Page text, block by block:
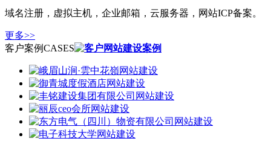
域名注册，虚拟主机，企业邮箱，云服务器，网站ICP备案。
更多>>
客户案例CASES